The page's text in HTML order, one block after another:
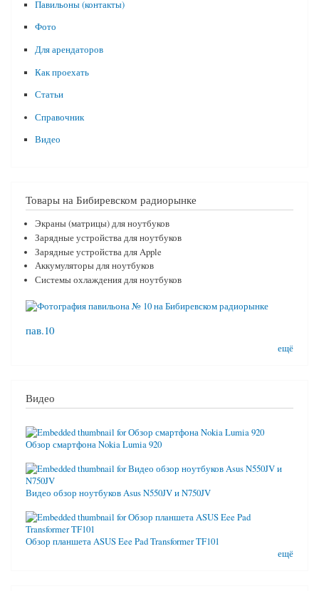
Павильоны (контакты)
Фото
Для арендаторов
Как проехать
Статьи
Справочник
Видео
Товары на Бибиревском радиорынке
Экраны (матрицы) для ноутбуков
Зарядные устройства для ноутбуков
Зарядные устройства для Apple
Аккумуляторы для ноутбуков
Системы охлаждения для ноутбуков
пав.10
ещё
Видео
Обзор смартфона Nokia Lumia 920
Видео обзор ноутбуков Asus N550JV и N750JV
Обзор планшета ASUS Eee Pad Transformer TF101
ещё